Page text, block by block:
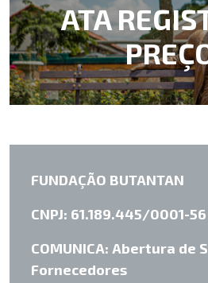
ATA
FUNDAÇÃO BUTANTAN
CNPJ: 61.189.445/0001-56
COMUNICA: Abertura de
Fornecedores